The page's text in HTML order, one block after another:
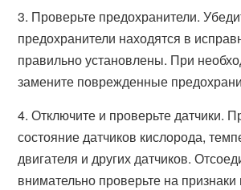
3. Проверьте предохранители.
предохранители находятся в
правильно установлены. При
замените поврежденные
4. Отключите и проверьте датчики.
состояние датчиков кислорода,
двигателя и других датчиков.
внимательно проверьте на